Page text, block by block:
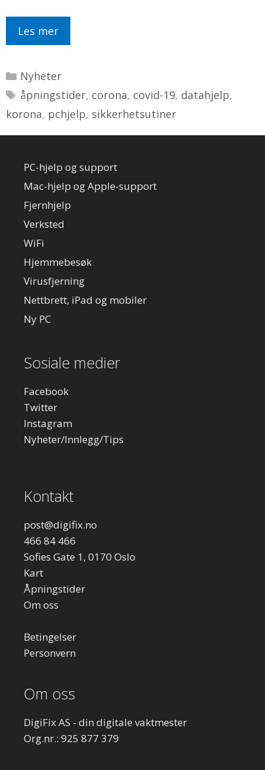
Les mer
Kategorier
Nyheter
Stikkord
åpningstider, corona, covid-19, datahjelp,
korona, pchjelp, sikkerhetsutiner
PC-hjelp og support
Mac-hjelp og Apple-support
Fjernhjelp
Verksted
WiFi
Hjemmebesøk
Virusfjerning
Nettbrett, iPad og mobiler
Ny PC
Sosiale medier
Facebook
Twitter
Instagram
Nyheter/Innlegg/Tips
Kontakt
post@digifix.no
466 84 466
Sofies Gate 1, 0170 Oslo
Kart
Åpningstider
Om oss
Betingelser
Personvern
Om oss
DigiFix AS - din digitale vaktmester
Org.nr.: 925 877 379